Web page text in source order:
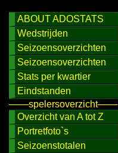
ABOUT ADOSTATS
Wedstrijden
Seizoensoverzichten
Seizoensoverzichten
Stats per kwartier
Eindstanden
───spelersoverzicht───
Overzicht van A tot Z
Portretfoto`s
Seizoenstotalen